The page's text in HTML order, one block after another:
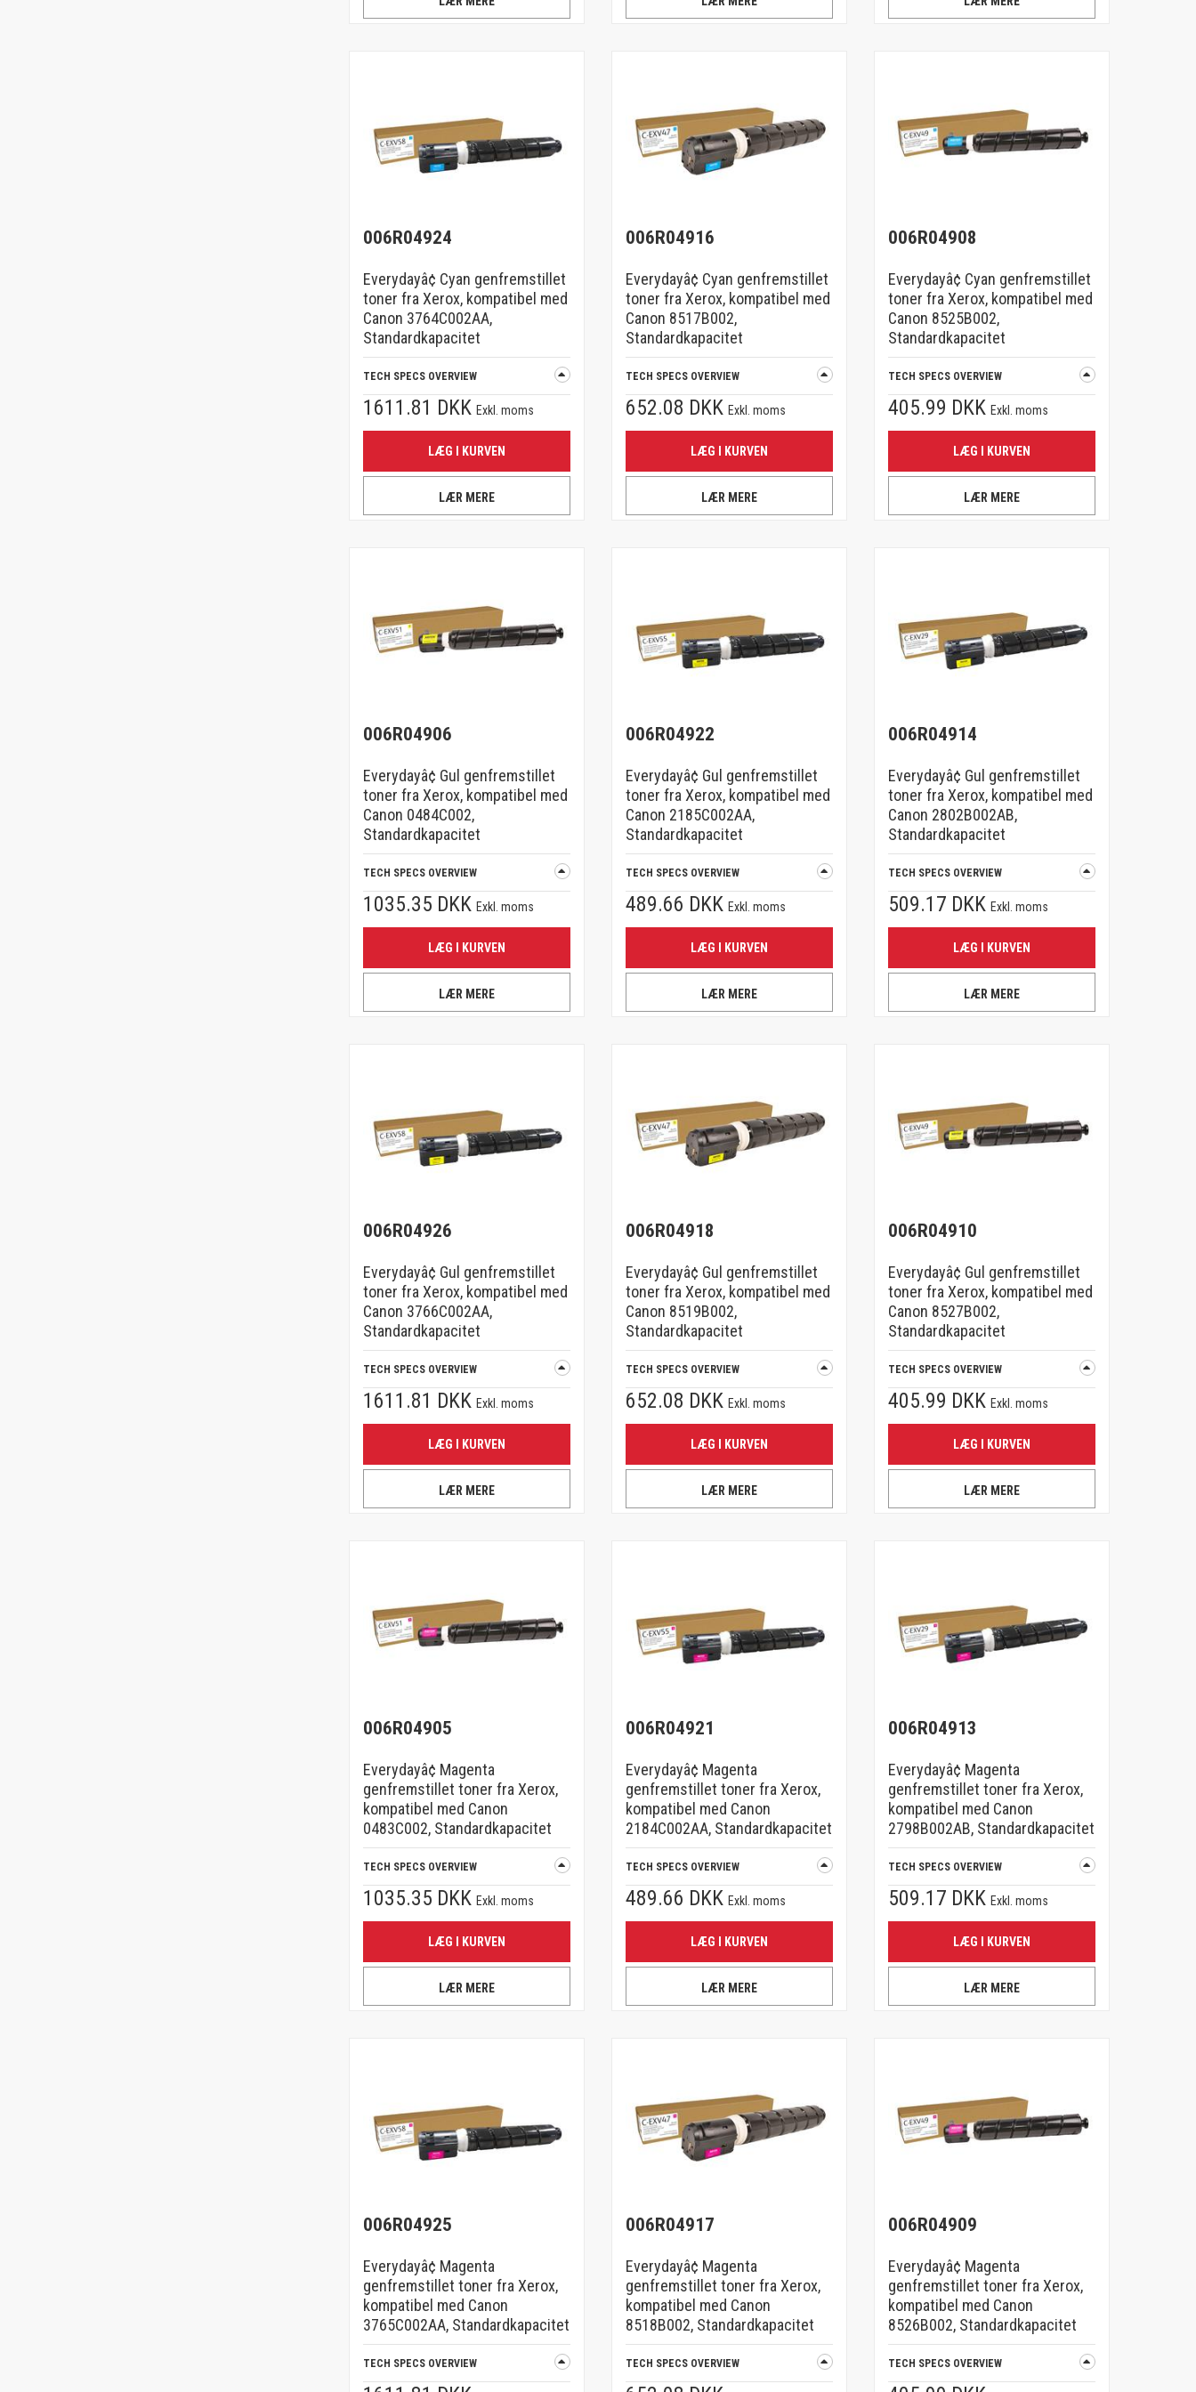
006R04924
Everydayâ¢ Cyan genfremstillet
toner fra Xerox, kompatibel med
Canon 3764C002AA,
Standardkapacitet
TECH SPECS OVERVIEW
1611.81 DKK Exkl. moms
LÆG I KURVEN
LÆR MERE
006R04916
Everydayâ¢ Cyan genfremstillet
toner fra Xerox, kompatibel med
Canon 8517B002,
Standardkapacitet
TECH SPECS OVERVIEW
652.08 DKK Exkl. moms
LÆG I KURVEN
LÆR MERE
006R04908
Everydayâ¢ Cyan genfremstillet
toner fra Xerox, kompatibel med
Canon 8525B002,
Standardkapacitet
TECH SPECS OVERVIEW
405.99 DKK Exkl. moms
LÆG I KURVEN
LÆR MERE
006R04906
Everydayâ¢ Gul genfremstillet
toner fra Xerox, kompatibel med
Canon 0484C002,
Standardkapacitet
TECH SPECS OVERVIEW
1035.35 DKK Exkl. moms
LÆG I KURVEN
LÆR MERE
006R04922
Everydayâ¢ Gul genfremstillet
toner fra Xerox, kompatibel med
Canon 2185C002AA,
Standardkapacitet
TECH SPECS OVERVIEW
489.66 DKK Exkl. moms
LÆG I KURVEN
LÆR MERE
006R04914
Everydayâ¢ Gul genfremstillet
toner fra Xerox, kompatibel med
Canon 2802B002AB,
Standardkapacitet
TECH SPECS OVERVIEW
509.17 DKK Exkl. moms
LÆG I KURVEN
LÆR MERE
006R04926
Everydayâ¢ Gul genfremstillet
toner fra Xerox, kompatibel med
Canon 3766C002AA,
Standardkapacitet
TECH SPECS OVERVIEW
1611.81 DKK Exkl. moms
LÆG I KURVEN
LÆR MERE
006R04918
Everydayâ¢ Gul genfremstillet
toner fra Xerox, kompatibel med
Canon 8519B002,
Standardkapacitet
TECH SPECS OVERVIEW
652.08 DKK Exkl. moms
LÆG I KURVEN
LÆR MERE
006R04910
Everydayâ¢ Gul genfremstillet
toner fra Xerox, kompatibel med
Canon 8527B002,
Standardkapacitet
TECH SPECS OVERVIEW
405.99 DKK Exkl. moms
LÆG I KURVEN
LÆR MERE
006R04905
Everydayâ¢ Magenta
genfremstillet toner fra Xerox,
kompatibel med Canon
0483C002, Standardkapacitet
TECH SPECS OVERVIEW
1035.35 DKK Exkl. moms
LÆG I KURVEN
LÆR MERE
006R04921
Everydayâ¢ Magenta
genfremstillet toner fra Xerox,
kompatibel med Canon
2184C002AA, Standardkapacitet
TECH SPECS OVERVIEW
489.66 DKK Exkl. moms
LÆG I KURVEN
LÆR MERE
006R04913
Everydayâ¢ Magenta
genfremstillet toner fra Xerox,
kompatibel med Canon
2798B002AB, Standardkapacitet
TECH SPECS OVERVIEW
509.17 DKK Exkl. moms
LÆG I KURVEN
LÆR MERE
006R04925
Everydayâ¢ Magenta
genfremstillet toner fra Xerox,
kompatibel med Canon
3765C002AA, Standardkapacitet
TECH SPECS OVERVIEW
006R04917
Everydayâ¢ Magenta
genfremstillet toner fra Xerox,
kompatibel med Canon
8518B002, Standardkapacitet
TECH SPECS OVERVIEW
006R04909
Everydayâ¢ Magenta
genfremstillet toner fra Xerox,
kompatibel med Canon
8526B002, Standardkapacitet
TECH SPECS OVERVIEW